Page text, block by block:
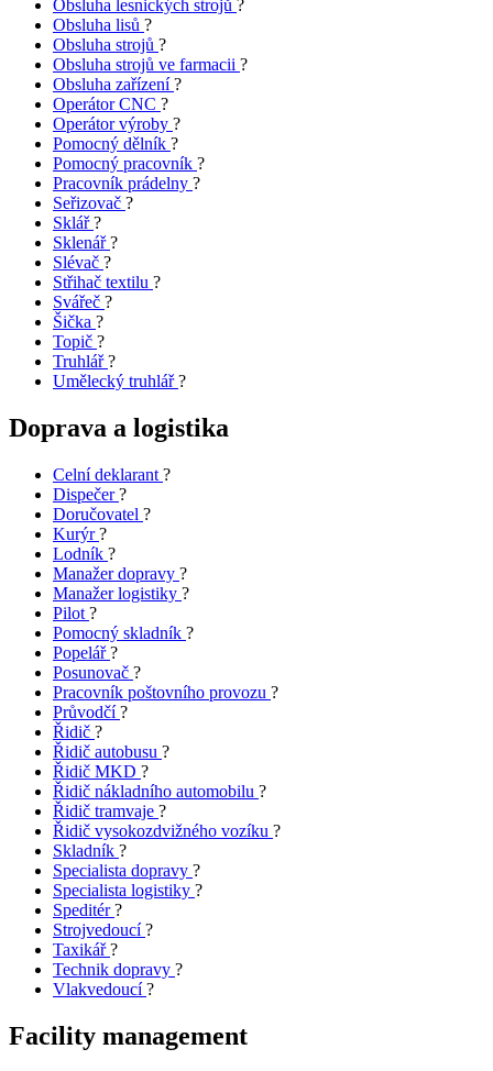
Obsluha lesnických strojů ?
Obsluha lisů ?
Obsluha strojů ?
Obsluha strojů ve farmacii ?
Obsluha zařízení?
Operátor CNC ?
Operátor výroby ?
Pomocný dělník ?
Pomocný pracovník ?
Pracovník prádelny ?
Seřizovač ?
Sklář?
Sklenář?
Slévač ?
Střihač textilu ?
Svářeč ?
Šička ?
Topič ?
Truhlář?
Umělecký truhlář?
Doprava a logistika
Celní deklarant ?
Dispečer?
Doručovatel ?
Kurýr?
Lodník ?
Manažer dopravy ?
Manažer logistiky ?
Pilot ?
Pomocný skladník ?
Popelář?
Posunovač ?
Pracovník poštovního provozu ?
Průvodčí?
Řidič ?
Řidič autobusu ?
Řidič MKD ?
Řidič nákladního automobilu ?
Řidič tramvaje ?
Řidič vysokozdvižného vozíku ?
Skladník ?
Specialista dopravy ?
Specialista logistiky ?
Speditér?
Strojvedoucí?
Taxikář?
Technik dopravy ?
Vlakvedoucí?
Facility management